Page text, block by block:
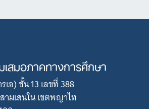
สมอภาคทางการศึกษา
เอ) ชั้น 13 เลขที่ 388
มเสนใน เขตพญาไท